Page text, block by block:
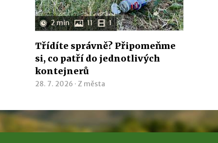
2 min 11 1
Třídíte správně? Připomeňme
si, co patří do jednotlivých
kontejnerů
28. 7. 2026 · Z města